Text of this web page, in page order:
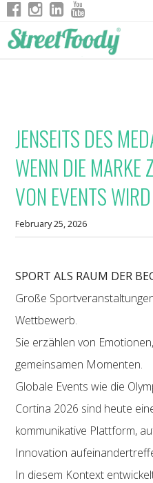
JENSEITS DES
WENN DIE MARKE
VON EVENTS WIRD
February 25, 2026
SPORT ALS RAUM DER
Große
Wettbewerb.
Sie erzählen von
gemeinsamen Momenten.
Globale Events wie die
Cortina 2026 sind heute
kommunikative Plattform,
Innovation
In diesem Kontext